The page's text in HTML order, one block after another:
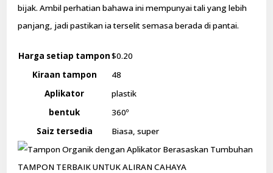
bijak. Ambil perhatian bahawa ini mempunyai tali yang lebih
panjang, jadi pastikan ia terselit semasa berada di pantai.
Harga setiap tampon$0.20
Kiraan tampon
48
Aplikator
plastik
bentuk
360º
Saiz tersedia
Biasa, super
TAMPON TERBAIK UNTUK ALIRAN CAHAYA